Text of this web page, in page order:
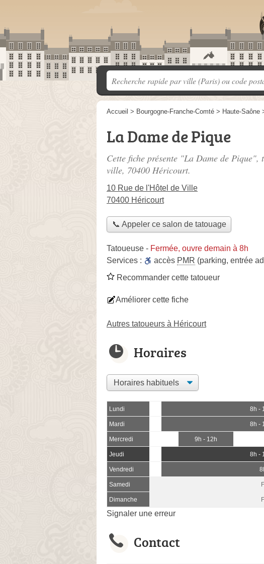
Accueil > Bourgogne-Franche-Comté > Haute-Saône
La Dame de Pique
Cette fiche présente "La Dame de Pique",
ville, 70400 Héricourt.
10 Rue de l'Hôtel de Ville
70400 Héricourt
📞 Appeler ce salon de tatouage
Tatoueuse - Fermée, ouvre demain à 8h
Services :
accès PMR (parking, entrée
Recommander cette tatoueur
Améliorer cette fiche
Autres tatoueurs à Héricourt
Horaires
Lundi 8h -
Mardi 8h -
Mercredi 9h - 12h
Jeudi 8h -
Vendredi
Samedi
Dimanche
Signaler une erreur
Contact